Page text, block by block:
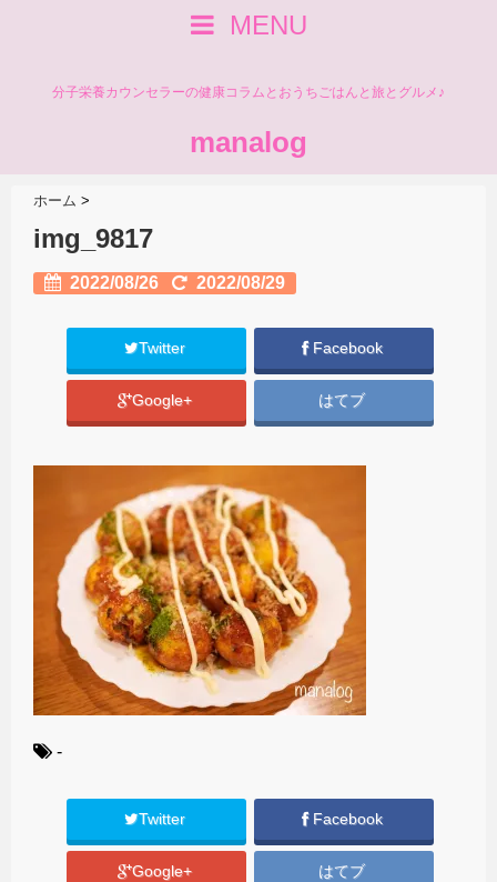
MENU
分子栄養カウンセラーの健康コラムとおうちごはんと旅とグルメ♪
manalog
ホーム >
img_9817
2022/08/26 2022/08/29
Twitter Facebook
Google+ はてブ
-
Twitter Facebook
Google+ はてブ